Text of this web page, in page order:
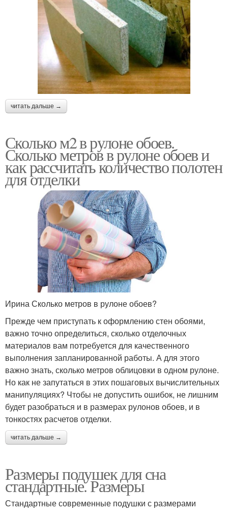
читать дальше →
Сколько м2 в рулоне обоев.
Сколько метров в рулоне обоев и
как рассчитать количество полотен
для отделки
Ирина Сколько метров в рулоне обоев?
Прежде чем приступать к оформлению стен обоями,
важно точно определиться, сколько отделочных
материалов вам потребуется для качественного
выполнения запланированной работы. А для этого
важно знать, сколько метров облицовки в одном рулоне.
Но как не запутаться в этих пошаговых вычислительных
манипуляциях? Чтобы не допустить ошибок, не лишним
будет разобраться и в размерах рулонов обоев, и в
тонкостях расчетов отделки.
читать дальше →
Размеры подушек для сна
стандартные. Размеры
Стандартные современные подушки с размерами